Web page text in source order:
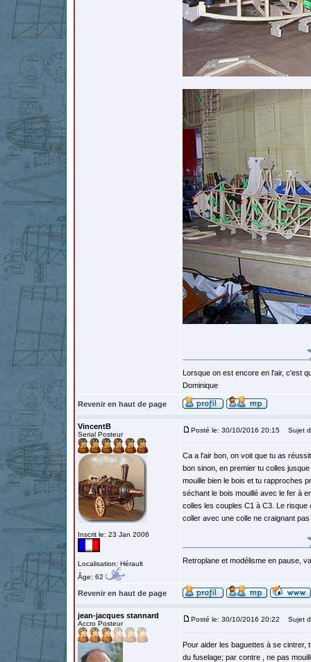
Lorsque on est encore en l'air, c'est
Dominique
Revenir en haut de page
VincentB
Serial Posteur
Inscrit le: 23 Jan 2006
Localisation: Hérault
Âge: 62
Posté le: 30/10/2016 20:15 Sujet
Ca a l'air bon, on voit que tu as
bon sinon, en premier tu colles
mouille bien le bois et tu rapproches
séchant le bois mouillé avec le fer à
colles les couples C1 à C3. Le
coller avec une colle ne craignant
Retroplane et modélisme en pause,
Revenir en haut de page
jean-jacques stannard
Accro Posteur
Posté le: 30/10/2016 20:22 Sujet
Pour aider les baguettes à se cintrer,
du fuselage; par contre , ne pas